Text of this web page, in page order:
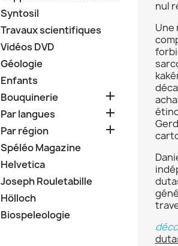
Syntosil
Travaux scientifiques
Vidéos DVD
Géologie
Enfants
Bouquinerie

Par langues 
Par région 
Spéléo Magazine
Helvetica
Joseph Rouletabille
Hölloch
Biospeleologie
nul
Une